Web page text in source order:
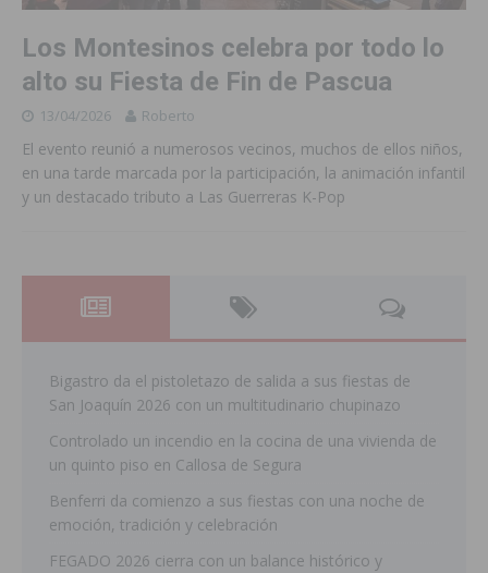
Los Montesinos celebra por todo lo
alto su Fiesta de Fin de Pascua
13/04/2026 Roberto
El evento reunió a numerosos vecinos, muchos de ellos niños,
en una tarde marcada por la participación, la animación infantil
y un destacado tributo a Las Guerreras K-Pop
Bigastro da el pistoletazo de salida a sus fiestas de
San Joaquín 2026 con un multitudinario chupinazo
Controlado un incendio en la cocina de una vivienda de
un quinto piso en Callosa de Segura
Benferri da comienzo a sus fiestas con una noche de
emoción, tradición y celebración
FEGADO 2026 cierra con un balance histórico y